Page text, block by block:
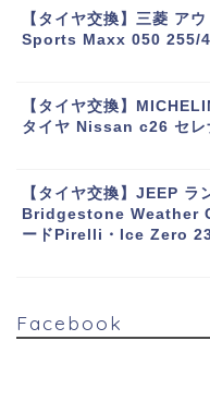
【タイヤ交換】三菱 ア
Sports Maxx 050 255/
【タイヤ交換】
タイヤ Nissan c26 セ
【タイヤ交換】JEEP
Bridgestone Weather
ードPirelli・Ice Zero
Facebook